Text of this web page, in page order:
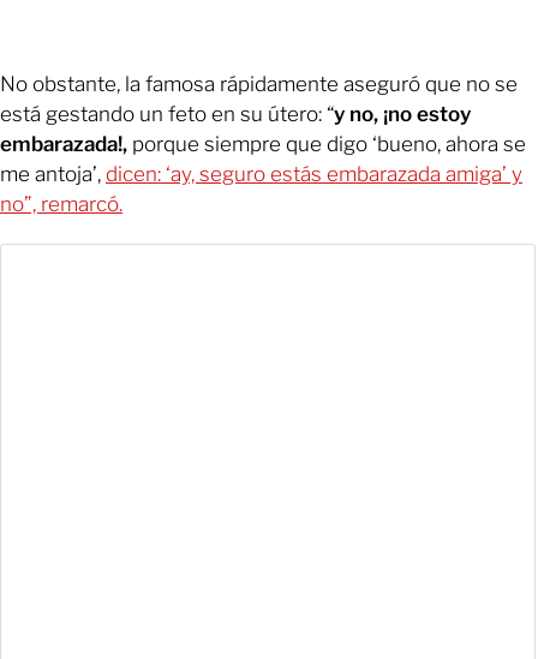
No obstante, la famosa rápidamente aseguró que no se
está gestando un feto en su útero: “y no, ¡no estoy
embarazada!, porque siempre que digo ‘bueno, ahora se
me antoja’, dicen: ‘ay, seguro estás embarazada amiga’ y
no”, remarcó.